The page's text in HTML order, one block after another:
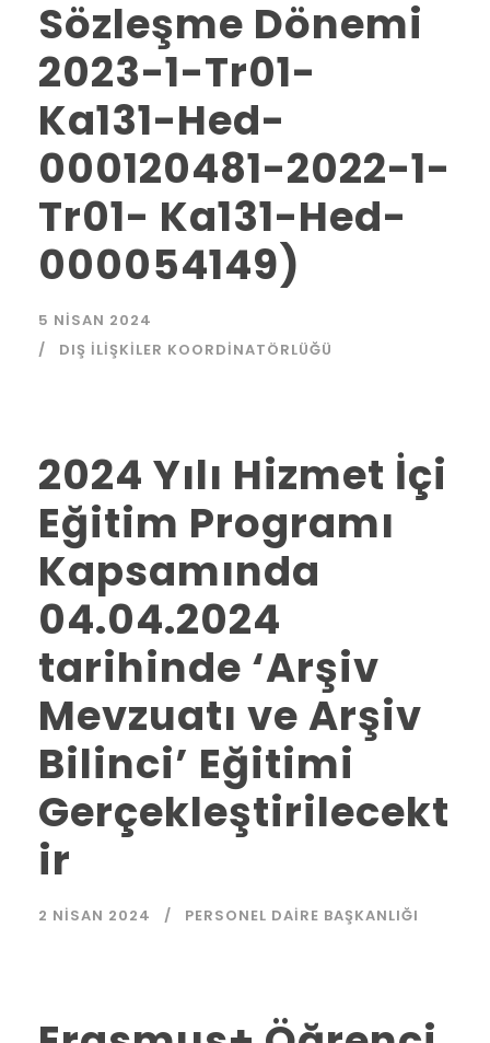
Sözleşme Dönemi
2023-1-Tr01-
Ka131-Hed-
000120481-2022-1-
Tr01- Ka131-Hed-
000054149)
5 NISAN 2024
DIŞ İLIŞKILER KOORDINATÖRLÜĞÜ
2024 Yılı Hizmet İçi
Eğitim Programı
Kapsamında
04.04.2024
tarihinde ‘Arşiv
Mevzuatı ve Arşiv
Bilinci’ Eğitimi
Gerçekleştirilecekt
ir
2 NISAN 2024 PERSONEL DAIRE BAŞKANLIĞI